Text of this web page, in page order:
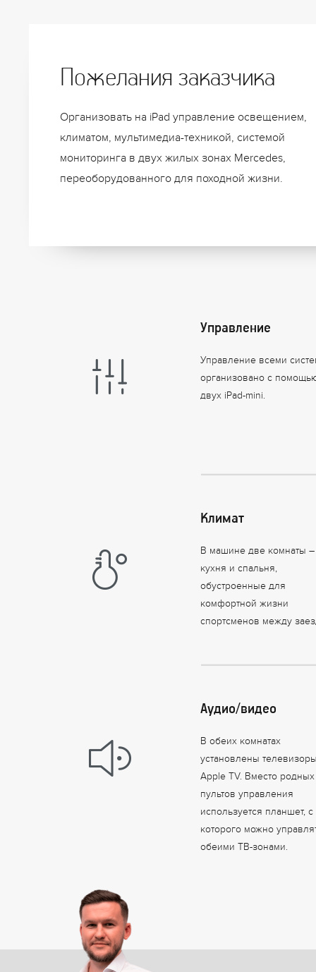
Пожелания заказчика
Организовать на iPad управление освещением,
климатом, мультимедиа-техникой, системой
мониторинга в двух жилых зонах Mercedes,
переоборудованного для походной жизни.
Управление
Управление всеми
организовано с
двух iPad-mini.
Климат
В машине две комнаты –
кухня и спальня,
обустроенные для
комфортной жизни
спортсменов между
Аудио/видео
В обеих комнатах
установлены
Apple TV. Вместо родных
пультов управления
используется планшет, с
которого можно
обеими ТВ-зонами.